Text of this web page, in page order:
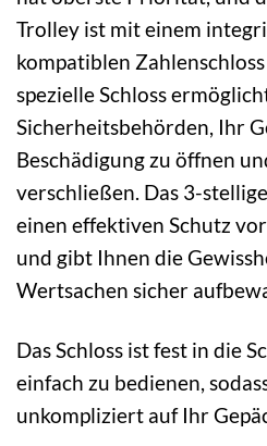
Trolley ist mit einem
kompatiblen
spezielle Schloss
Sicherheitsbehörden, Ihr
Beschädigung zu öffnen
verschließen. Das 3-
einen effektiven Schutz
und gibt Ihnen die
Wertsachen sicher
Das Schloss ist fest in die
einfach zu bedienen,
unkompliziert auf Ihr